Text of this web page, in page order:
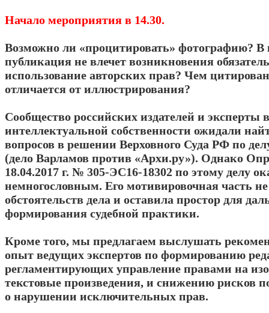
Начало мероприятия в 14.30.
Возможно ли «процитировать» фотографию? В
публикация не влечет возникновения
использование авторских прав? Чем
отличается от иллюстрирования?
Сообщество российских издателей и эксперты
интеллектуальной собственности ожидали
вопросов в решении Верховного Суда РФ по
(дело Варламов против «Архи.ру»). Однако
18.04.2017 г. № 305-ЭС16-18302 по этому делу
немногословным. Его мотивировочная часть
обстоятельств дела и оставила простор для
формирования судебной практики.
Кроме того, мы предлагаем выслушать
опыт ведущих экспертов по формированию
регламентирующих управление правами на
текстовые произведения, и снижению рисков
о нарушении исключительных прав.